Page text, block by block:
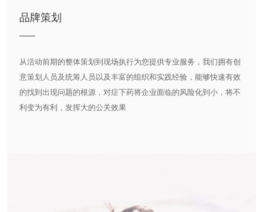
品牌策划
从活动前期的整体策划到现场执行为您提供专业服务，我们拥有创
意策划人员及统筹人员以及丰富的组织和实践经验，能够快速有效
的找到出现问题的根源，对症下药将企业面临的风险化到小，将不
利变为有利，发挥大的公关效果